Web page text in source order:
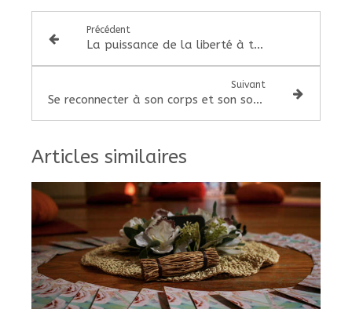
Précédent
La puissance de la liberté à travers nos corps de femmes
Suivant
Se reconnecter à son corps et son souffle pour croire en soi
Articles similaires